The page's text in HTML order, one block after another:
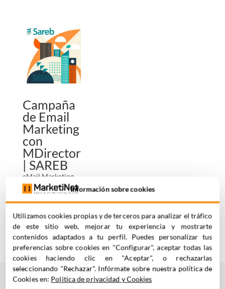
Campaña
de Email
Marketing
con
MDirector
| SAREB
eMail Marketing,
Sector
Información sobre cookies
Utilizamos cookies propias y de terceros para analizar el tráfico
de este sitio web, mejorar tu experiencia y mostrarte
contenidos adaptados a tu perfil. Puedes personalizar tus
preferencias sobre cookies en "Configurar", aceptar todas las
cookies haciendo clic en "Aceptar", o rechazarlas
seleccionando "Rechazar". Infórmate sobre nuestra política de
Cookies en: Politica de privacidad y Cookies